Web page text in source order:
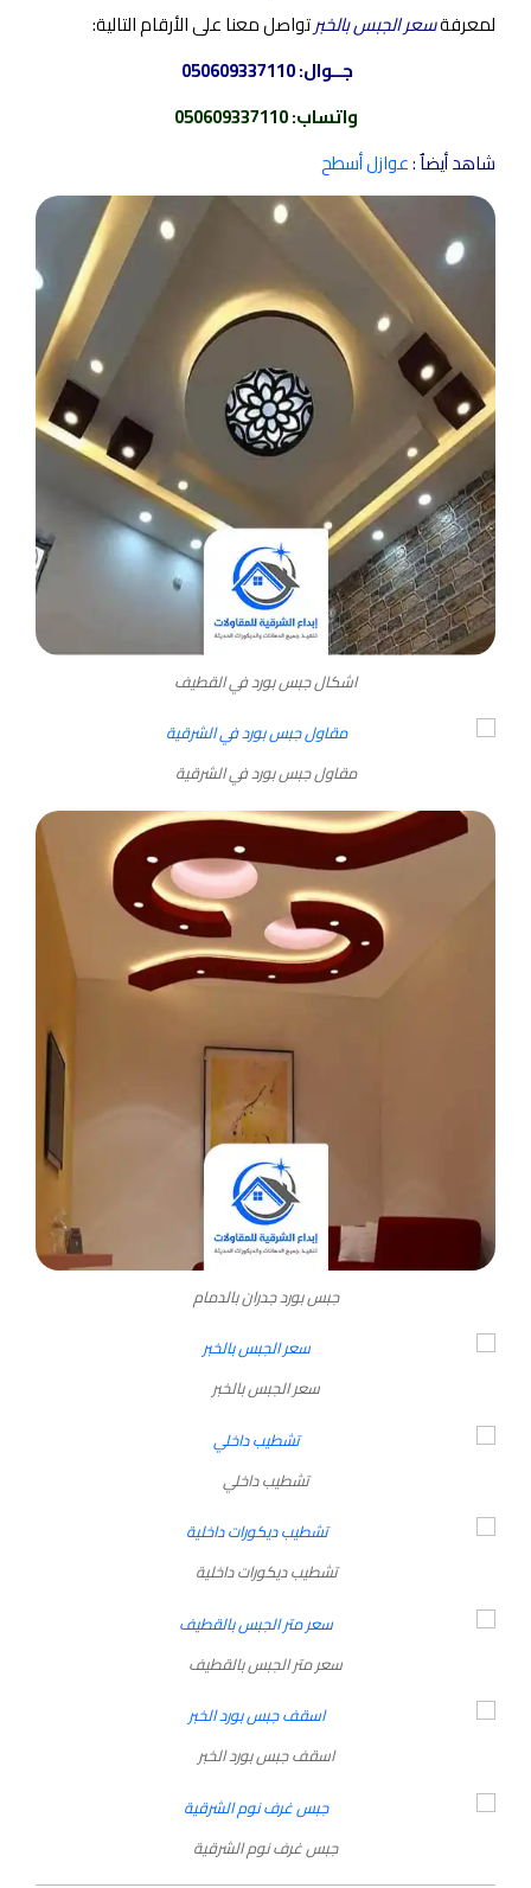
لمعرفةسعر الجبس بالخبرتواصل معنا على الأرقام التالية:
جــوال:
واتساب:
050609337110
شاهد أيضاٌ :عوازل أسطح
اشكال جبس بورد في القطيف
مقاول جبس بورد في الشرقية
جبس بورد جدران بالدمام
سعر الجبس بالخبر
تشطيب داخلي
تشطيب ديكورات داخلية
سعر متر الجبس بالقطيف
اسقف جبس بورد الخبر
جبس غرف نوم الشرقية